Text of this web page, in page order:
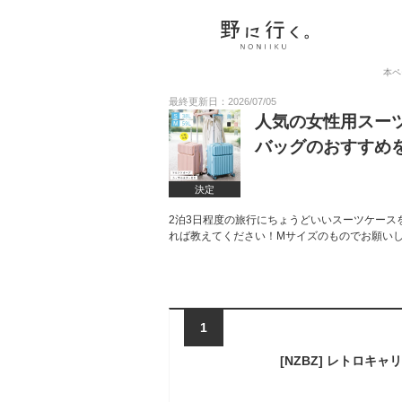
本
最終更新日：2026/07/05
決定
人気の女性用スー
バッグのおすすめ
2泊3日程度の旅行にちょうどいいスーツケー
れば教えてください！Mサイズのものでお願い
1